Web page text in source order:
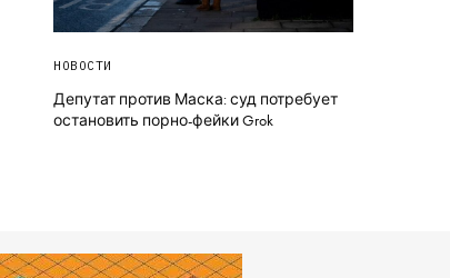
НОВОСТИ
Депутат против Маска: суд потребует
остановить порно-фейки Grok